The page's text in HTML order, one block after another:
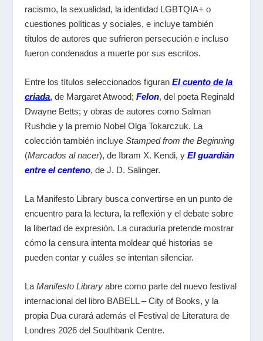
racismo, la sexualidad, la identidad LGBTQIA+ o
cuestiones políticas y sociales, e incluye también
títulos de autores que sufrieron persecución e incluso
fueron condenados a muerte por sus escritos.
Entre los títulos seleccionados figuranEl cuento de la
criada, de Margaret Atwood;Felon, del poeta Reginald
Dwayne Betts; y obras de autores como Salman
Rushdie y la premio Nobel Olga Tokarczuk. La
colección también incluyeStamped from the Beginning
(Marcados al nacer), de Ibram X. Kendi, yEl guardián
entre el centeno, de J. D. Salinger.
La Manifesto Library busca convertirse en un punto de
encuentro para la lectura, la reflexión y el debate sobre
la libertad de expresión. La curaduría pretende mostrar
cómo la censura intenta moldear qué historias se
pueden contar y cuáles se intentan silenciar.
LaManifesto Library abre como parte del nuevo festival
internacional del libro BABELL – City of Books, y la
propia Dua curará además el Festival de Literatura de
Londres 2026 del Southbank Centre.